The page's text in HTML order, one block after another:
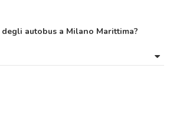
autobus a Milano Marittima?